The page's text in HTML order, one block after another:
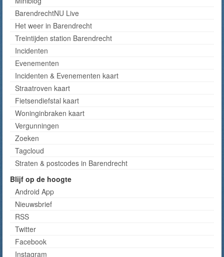
BarendrechtNU Live
Het weer in Barendrecht
Treintijden station Barendrecht
Incidenten
Evenementen
Incidenten & Evenementen kaart
Straatroven kaart
Fietsendiefstal kaart
Woninginbraken kaart
Vergunningen
Zoeken
Tagcloud
Straten & postcodes in Barendrecht
Blijf op de hoogte
Android App
Nieuwsbrief
RSS
Twitter
Facebook
Instagram